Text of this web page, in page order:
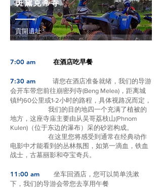
斑黛克蒂寺
貢開遺址
7:00 am 在酒店吃早餐
7:30 am
请您在酒店准备就绪，我们的导游
会开车带您前往崩密列寺(Beng Melea)，距离城
镇约60公里或1-2小时的路程，具体视路况而定，
我们的目的地四一个充满了植被的
地方，这座寺庙主要由从吴哥荔枝山(Phnom
Kulen)（位于东边的瀑布）采的砂岩构成。
在这里您将感受到通常在经典动作
电影中才能看到的丛林氛围，如第一滴血，铁血
战士，古墓丽影和夺宝奇兵。
11:00 am 坐车回酒店，您可以简单洗漱
下，我们的导游会带您去享用午餐